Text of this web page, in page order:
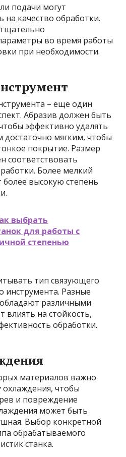
подачи могут
на качество обработки.
во время работы
при необходимости.
– еще один
Абразив должен быть
эффективно удалять
достаточно мягким, чтобы
покрытие. Размер
соответствовать
Более мелкий
более высокую степень
выбрать
для работы с
степенью
тип связующего
инструмента. Разные
различными
влиять на стойкость,
обработки.
материалов важно
охлаждения, чтобы
и повреждение
может быть
Выбор конкретной
обрабатываемого
станка.